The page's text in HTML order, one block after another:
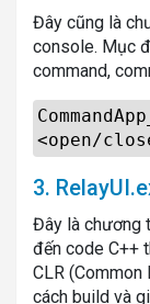
Đây cũng là
console. Mục
command,
<open/
3.
Đây là chương
đến code C++
CLR
cách build và